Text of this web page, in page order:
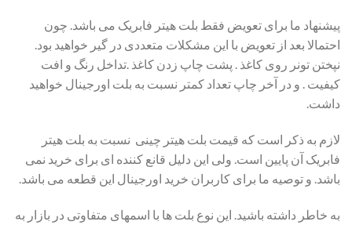
پیشنهاد ما برای تعویض فقط بلت هیتر فابریک می باشد. چون
احتمالا بعد از تعویض با این مشکلات متعددی در گیر خواهید بود.
نپختن تونر روی کاغذ . پشت چاپ زدن کاغذ .تداخل رنگ و افت
کیفیت . و در آخر چاپ تعداد کمتر نسبت به بلت اورجینال خواهید
داشت.
لازم به ذکر است که قیمت بلت هیتر چینی نسبت به بلت هیتر
فابریک آن پایین است. ولی این دلیل قانع کننده ای برای خرید نمی
باشد. و توصیه ما برای کاربران خرید اورجینال این قطعه می باشد.
به خاطر داشته باشید. این نوع بلت ها با اسمهای متفاوتی در بازار به